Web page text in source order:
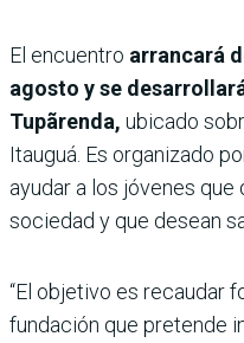
El encuentro arrancará
agosto y se
Tupãrenda, ubicado
Itauguá. Es organizado
ayudar a los jóvenes
sociedad y que desean
“El objetivo es recaudar
fundación que pretende